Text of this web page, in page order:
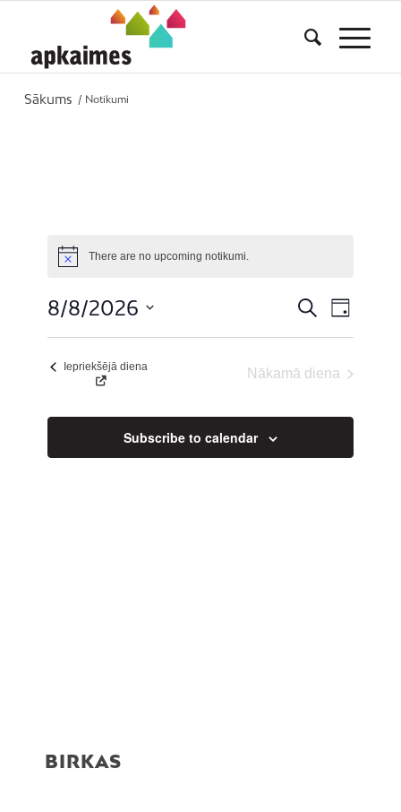
Sākums / Notikumi
NoticeThere are no upcoming notikumi.
Notikumi
Search
and
Views
Navigation
MeklētEvent
Views
Day
8/8/2026
Iepriekšējā diena Nākamā diena
Subscribe to calendar
BIRKAS